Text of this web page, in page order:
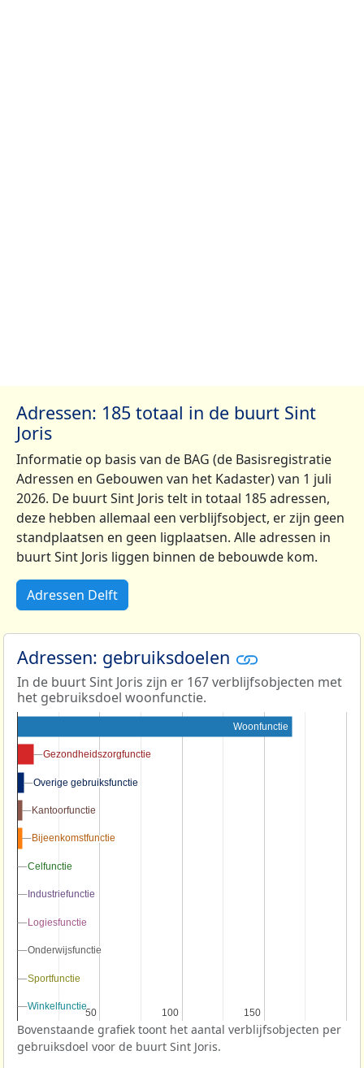
Adressen: 185 totaal in de buurt Sint
Joris
Informatie op basis van de BAG (de Basisregistratie
Adressen en Gebouwen van het Kadaster) van 1 juli
2026. De buurt Sint Joris telt in totaal 185 adressen,
deze hebben allemaal een verblijfsobject, er zijn geen
standplaatsen en geen ligplaatsen. Alle adressen in
buurt Sint Joris liggen binnen de bebouwde kom.
Adressen Delft
Adressen: gebruiksdoelen
In de buurt Sint Joris zijn er 167 verblijfsobjecten met
het gebruiksdoel woonfunctie.
50
50 100
100 150
150
Woonfunctie
Gezondheidszorgfunctie
Gezondheidszorgfunctie
Overige gebruiksfunctie
Overige gebruiksfunctie
Kantoorfunctie
Kantoorfunctie
Bijeenkomstfunctie
Bijeenkomstfunctie
Celfunctie
Celfunctie
Industriefunctie
Industriefunctie
Logiesfunctie
Logiesfunctie
Onderwijsfunctie
Onderwijsfunctie
Sportfunctie
Sportfunctie
Winkelfunctie
Winkelfunctie
Bovenstaande grafiek toont het aantal verblijfsobjecten per
gebruiksdoel voor de buurt Sint Joris.